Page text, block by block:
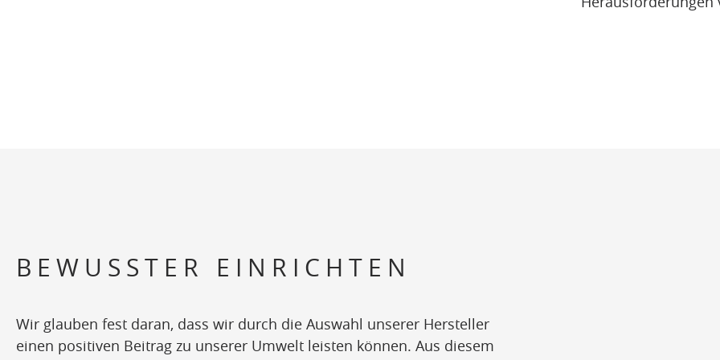
BEWUSSTER EINRICHTEN
Wir glauben fest daran, dass wir durch die Auswahl unserer Hersteller
einen positiven Beitrag zu unserer Umwelt leisten können. Aus diesem